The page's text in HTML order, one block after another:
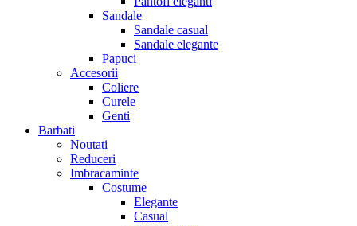
Sandale
Sandale casual
Sandale elegante
Papuci
Accesorii
Coliere
Curele
Genti
Barbati
Noutati
Reduceri
Imbracaminte
Costume
Elegante
Casual